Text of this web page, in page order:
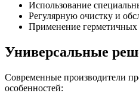
Использование
Регулярную очистку и
Применение
Универсальные
Современные производители
особенностей: